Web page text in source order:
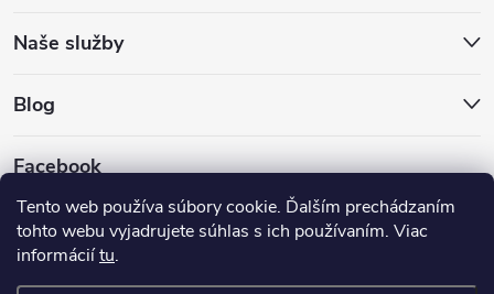
Tento web používa súbory cookie. Ďalším prechádzaním
tohto webu vyjadrujete súhlas s ich používaním. Viac
informáciítu.
Naše služby
Blog
Facebook